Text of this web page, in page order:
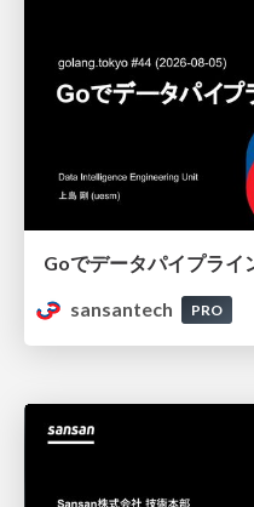
Goでデータパイプライ
sansantech
PRO